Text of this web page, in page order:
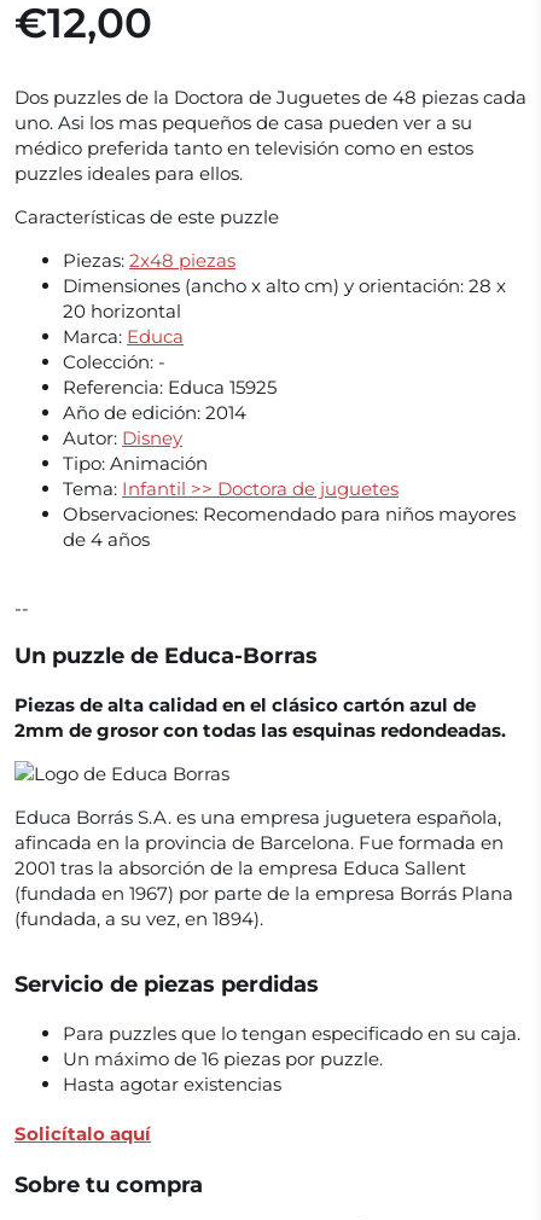
€12,00
Dos puzzles de la Doctora de Juguetes de 48 piezas cada
uno. Asi los mas pequeños de casa pueden ver a su
médico preferida tanto en televisión como en estos
puzzles ideales para ellos.
Características de este puzzle
Piezas: 2x48 piezas
Dimensiones (ancho x alto cm) y orientación: 28 x
20 horizontal
Marca: Educa
Colección: -
Referencia: Educa 15925
Año de edición: 2014
Autor: Disney
Tipo: Animación
Tema: Infantil >> Doctora de juguetes
Observaciones: Recomendado para niños mayores
de 4 años
--
Un puzzle de Educa-Borras
Piezas de alta calidad en el clásico cartón azul de
2mm de grosor con todas las esquinas redondeadas.
Educa Borrás S.A. es una empresa juguetera española,
afincada en la provincia de Barcelona. Fue formada en
2001 tras la absorción de la empresa Educa Sallent
(fundada en 1967) por parte de la empresa Borrás Plana
(fundada, a su vez, en 1894).
Servicio de piezas perdidas
Para puzzles que lo tengan especificado en su caja.
Un máximo de 16 piezas por puzzle.
Hasta agotar existencias
Solicítalo aquí
Sobre tu compra